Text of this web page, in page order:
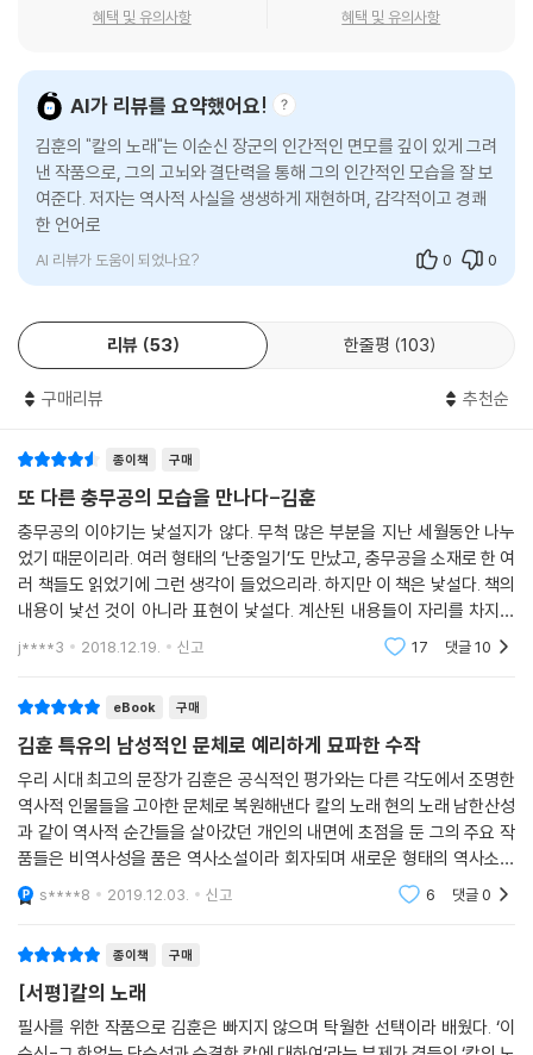
혜택 및 유의사항 혜택 및 유의사항
AI가 리뷰를 요약했어요!
김훈의 "칼의 노래"는 이순신 장군의 인간적인 면모를 깊이 있게 그려
낸 작품으로, 그의 고뇌와 결단력을 통해 그의 인간적인 모습을 잘 보
여준다. 저자는 역사적 사실을 생생하게 재현하며, 감각적이고 경쾌
한 언어로 독자에게 강한 인상을 남긴다. 명량해전의 장면들은 영화
'명량
AI 리뷰가 도움이 되었나요? 0 0
리뷰 53
종이책 구매
또 다른 충무공의 모습을 만나다-김훈
충무공의 이야기는 낯설지가 않다. 무척 많은 부분을 지난 세월동안 나누
었기 때문이리라. 여러 형태의 ‘난중일기’도 만났고, 충무공을 소재로 한 여
러 책들도 읽었기에 그런 생각이 들었으리라. 하지만 이 책은 낯설다. 책의
내용이 낯선 것이 아니라 표현이 낯설다. 계산된 내용들이 자리를 차지했
지만 특별한 표현이 질 좋은 종이에 잘 포장되어 있는 느낌이랄까? 지금까
eBook 구매
김훈 특유의 남성적인 문체로 예리하게 묘파한 수작
우리 시대 최고의 문장가 김훈은 공식적인 평가와는 다른 각도에서 조명한
역사적 인물들을 고아한 문체로 복원해낸다 칼의 노래 현의 노래 남한산성
과 같이 역사적 순간들을 살아갔던 개인의 내면에 초점을 둔 그의 주요 작
품들은 비역사성을 품은 역사소설이라 회자되며 새로운 형태의 역사소설
이 가능함을 평단과 독자들에 알렸다 칼의노래는 이순신이 임금의 명을 거
종이책
[서평]칼의 노래